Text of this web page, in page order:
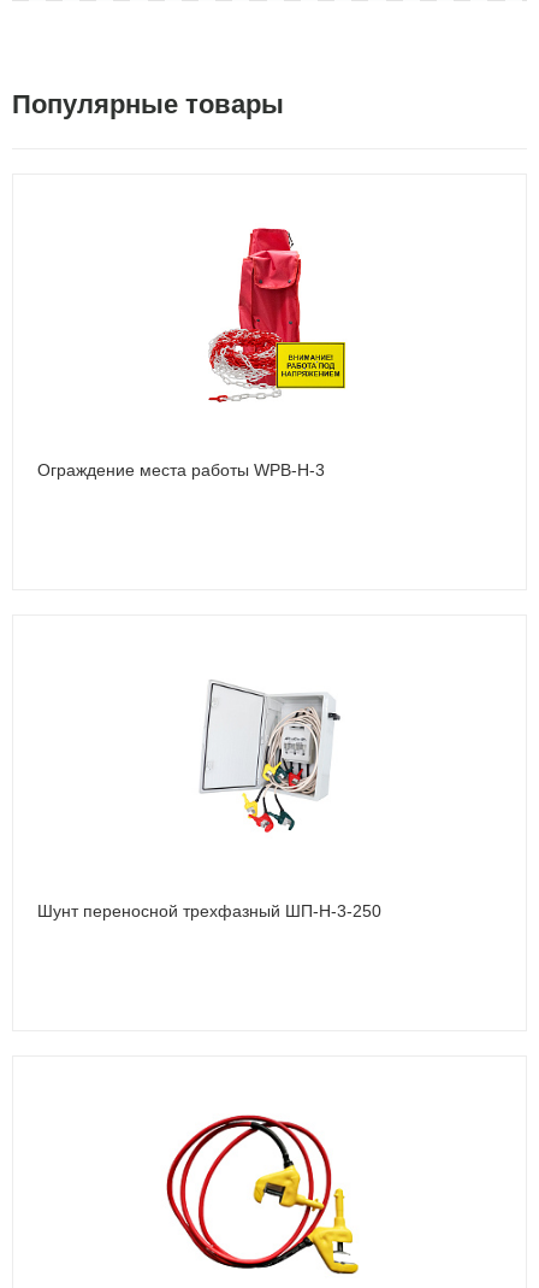
Популярные товары
Ограждение места работы WPB-Н-3
Шунт переносной трехфазный ШП-Н-3-250